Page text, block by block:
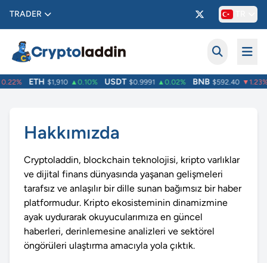
TRADER
ETH $1,910 ▲0.10% USDT $0.9991 ▲0.02% BNB $592.40 ▼1.23%
Hakkımızda
Cryptoladdin, blockchain teknolojisi, kripto varlıklar
ve dijital finans dünyasında yaşanan gelişmeleri
tarafsız ve anlaşılır bir dille sunan bağımsız bir haber
platformudur. Kripto ekosisteminin dinamizmine
ayak uydurarak okuyucularımıza en güncel
haberleri, derinlemesine analizleri ve sektörel
öngörüleri ulaştırma amacıyla yola çıktık.